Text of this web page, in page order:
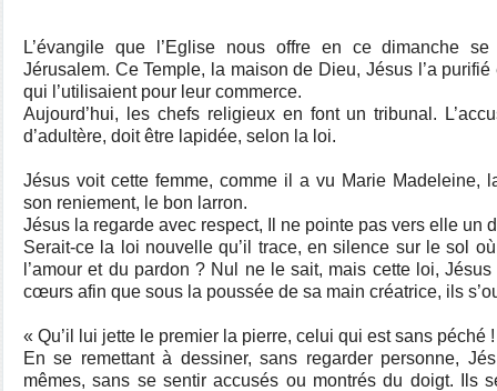
L’évangile que l’Eglise nous offre en ce dimanche
Jérusalem. Ce Temple, la maison de Dieu, Jésus l’a
qui l’utilisaient pour leur commerce.
Aujourd’hui, les chefs religieux en font un tribunal.
d’adultère, doit être lapidée, selon la loi.
Jésus voit cette femme, comme il a vu Marie Madeleine,
son reniement, le bon larron.
Jésus la regarde avec respect, Il ne pointe pas vers elle un
Serait-ce la loi nouvelle qu’il trace, en silence sur le sol
l’amour et du pardon ? Nul ne le sait, mais cette loi,
cœurs afin que sous la poussée de sa main créatrice, ils
« Qu’il lui jette le premier la pierre, celui qui est sans péché
En se remettant à dessiner, sans regarder personne,
mêmes, sans se sentir accusés ou montrés du doigt. Ils